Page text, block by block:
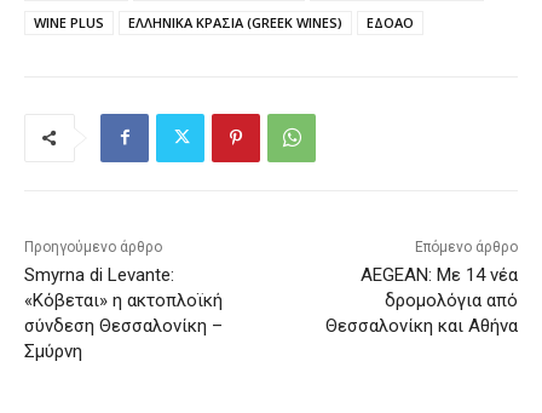
WINE PLUS
ΕΛΛΗΝΙΚΑ ΚΡΑΣΙΑ (GREEK WINES) ΕΔΟΑΟ
Προηγούμενο άρθρο
Smyrna di Levante:
«Κόβεται» η ακτοπλοϊκή
σύνδεση Θεσσαλονίκη –
Σμύρνη
Επόμενο άρθρο
AEGEAN: Με 14 νέα
δρομολόγια από
Θεσσαλονίκη και Αθήνα